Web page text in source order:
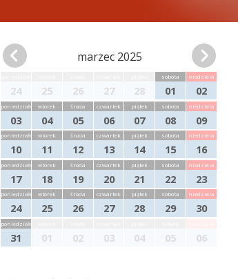
marzec 2025
24 25 26 27 28
sobota
01
niedziela
02
poniedziałek
03
wtorek
04
środa
05
czwartek
06
piątek
07
sobota
08
niedziela
09
poniedziałek
10
wtorek
11
środa
12
czwartek
13
piątek
14
sobota
15
niedziela
16
poniedziałek
17
wtorek
18
środa
19
czwartek
20
piątek
21
sobota
22
niedziela
23
poniedziałek
24
wtorek
25
środa
26
czwartek
27
piątek
28
sobota
29
niedziela
30
poniedziałek
31 01 02 03 04 05 06